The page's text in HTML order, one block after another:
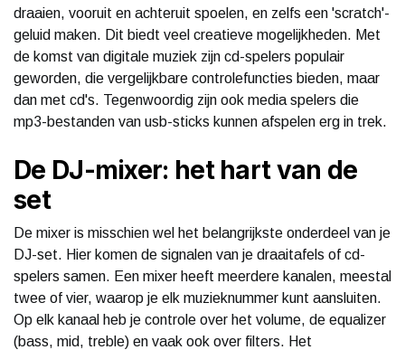
draaien, vooruit en achteruit spoelen, en zelfs een 'scratch'-
geluid maken. Dit biedt veel creatieve mogelijkheden. Met
de komst van digitale muziek zijn cd-spelers populair
geworden, die vergelijkbare controlefuncties bieden, maar
dan met cd's. Tegenwoordig zijn ook media spelers die
mp3-bestanden van usb-sticks kunnen afspelen erg in trek.
De DJ-mixer: het hart van de
set
De mixer is misschien wel het belangrijkste onderdeel van je
DJ-set. Hier komen de signalen van je draaitafels of cd-
spelers samen. Een mixer heeft meerdere kanalen, meestal
twee of vier, waarop je elk muzieknummer kunt aansluiten.
Op elk kanaal heb je controle over het volume, de equalizer
(bass, mid, treble) en vaak ook over filters. Het